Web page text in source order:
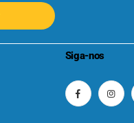
Siga-nos